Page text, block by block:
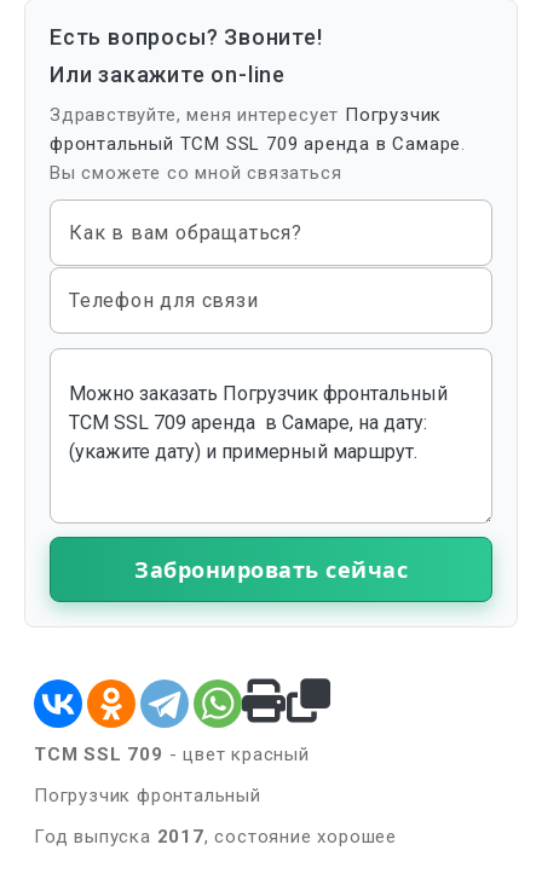
Есть вопросы? Звоните!
Или закажите on-line
Здравствуйте, меня интересует Погрузчик
фронтальный ТСМ SSL 709 аренда в Самаре.
Вы сможете со мной связаться
Как в вам обращаться?
Телефон для связи
Забронировать сейчас
ТСМ SSL 709 - цвет красный
Погрузчик фронтальный
Год выпуска 2017, состояние хорошее